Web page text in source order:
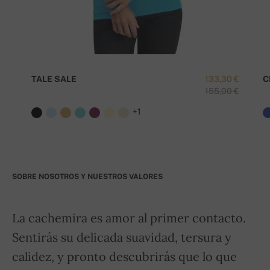
133,30 €
155,00 €
TALE SALE
+1
SOBRE NOSOTROS Y NUESTROS VALORES
La cachemira es amor al primer contacto.
Sentirás su delicada suavidad, tersura y
calidez, y pronto descubrirás que lo que